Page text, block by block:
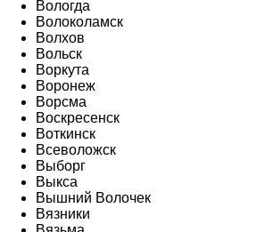
Вологда
Волоколамск
Волхов
Вольск
Воркута
Воронеж
Ворсма
Воскресенск
Воткинск
Всеволожск
Выборг
Выкса
Вышний Волочек
Вязники